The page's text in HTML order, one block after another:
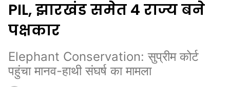
PIL, झारखंड समेत 4 राज्य बने
पक्षकार
Elephant Conservation: सुप्रीम कोर्ट
पहुंचा मानव-हाथी संघर्ष का मामला